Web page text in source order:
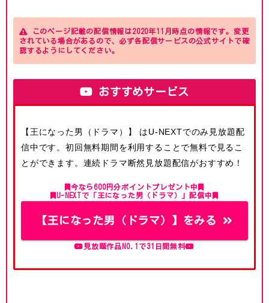
このページ記載の配信情報は2020年11月時点の情報です。変更
されている場合があるので、必ず各配信サービスの公式サイトで確
認するようにしてください。
おすすめサービス
【王になった男（ドラマ）】 はU-NEXTでのみ見放題配
信中です。初回無料期間を利用することで無料で見るこ
とができます。連続ドラマ断然見放題配信がおすすめ！
今なら600円分ポイントプレゼント中
U-NEXTで「王になった男（ドラマ）」配信中
【王になった男（ドラマ）】をみる
見放題作品NO.1で31日間無料